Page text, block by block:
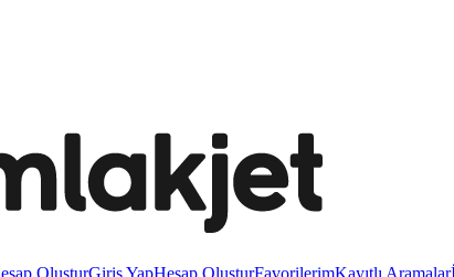
OluşturGiriş YapHesap OluşturFavorilerimKayıtlı Aramalar